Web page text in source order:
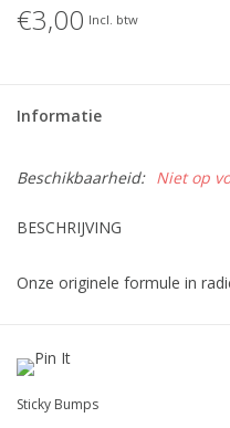
€3,00 Incl. btw
Informatie
Beschikbaarheid: Niet op
BESCHRIJVING
Onze originele formule in
rood, roze en zwart.
Laat je creativiteit de vrije
Sticky Bumps